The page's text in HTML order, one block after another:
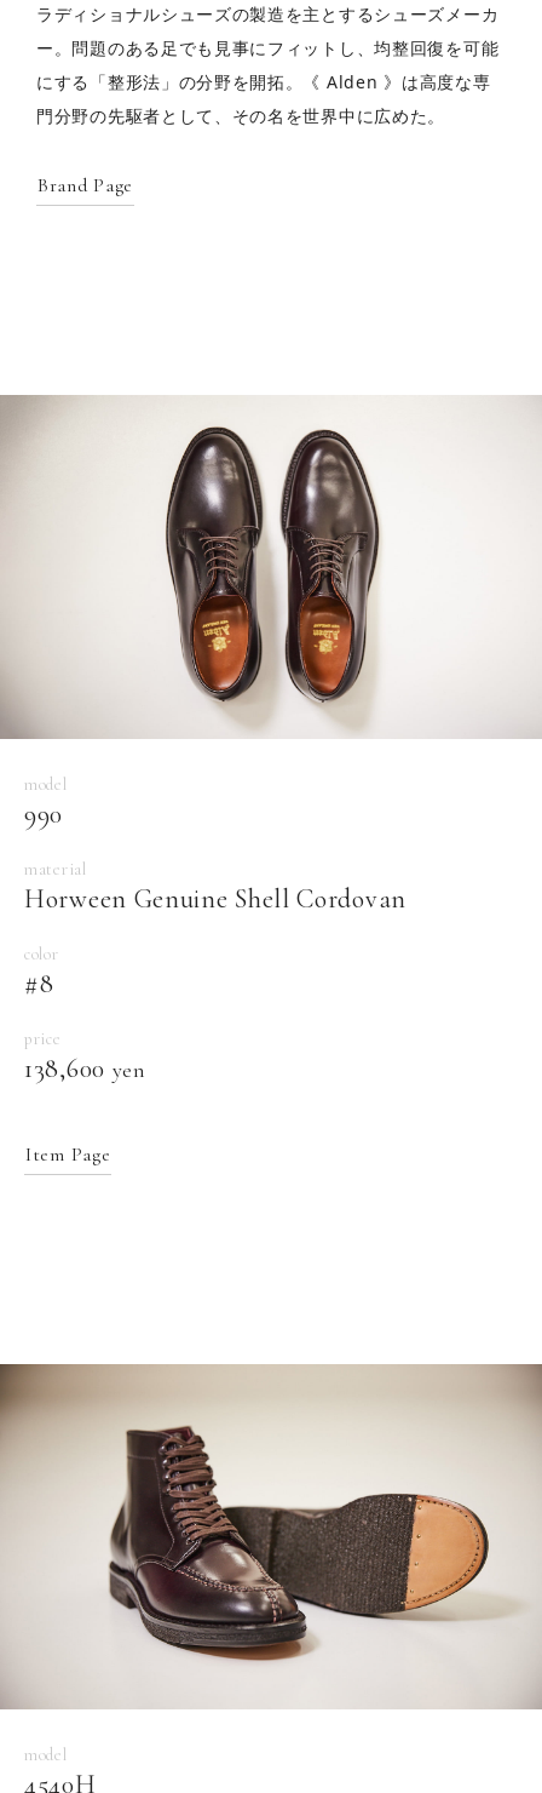
ラディショナルシューズの製造を主とするシューズメーカ
ー。問題のある足でも見事にフィットし、均整回復を可能
にする「整形法」の分野を開拓。《 Alden 》は高度な専
門分野の先駆者として、その名を世界中に広めた。
Brand Page
model
990
material
Horween Genuine Shell Cordovan
color
#8
price
138,600 yen
Item Page
model
4540H